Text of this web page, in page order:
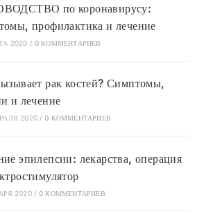
по коронавирусу:
профилактика и лечение
2020 / 0 КОММЕНТАРИЕВ
рак костей? Симптомы,
и лечение
2020 / 0 КОММЕНТАРИЕВ
эпилепсии: лекарства, операция
2020 / 0 КОММЕНТАРИЕВ